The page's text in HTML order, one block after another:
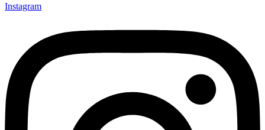
Instagram